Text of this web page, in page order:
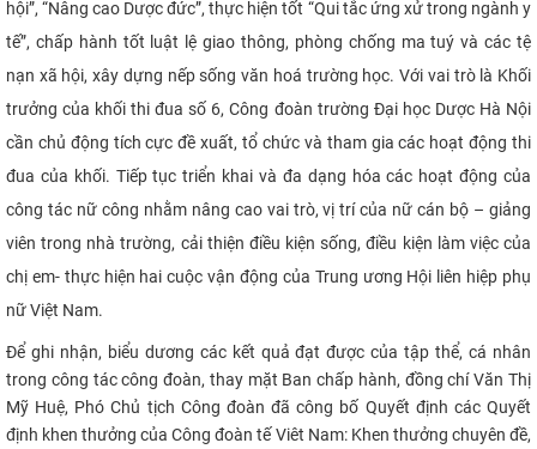
hội”, “Nâng cao Dược đức”, thực hiện tốt “Qui tắc ứng xử trong ngành y
tế”, chấp hành tốt luật lệ giao thông, phòng chống ma tuý và các tệ
nạn xã hội, xây dựng nếp sống văn hoá trường học. Với vai trò là Khối
trưởng của khối thi đua số 6, Công đoàn trường Đại học Dược Hà Nội
cần chủ động tích cực đề xuất, tổ chức và tham gia các hoạt động thi
đua của khối. Tiếp tục triển khai và đa dạng hóa các hoạt động của
công tác nữ công nhằm nâng cao vai trò, vị trí của nữ cán bộ – giảng
viên trong nhà trường, cải thiện điều kiện sống, điều kiện làm việc của
chị em- thực hiện hai cuộc vận động của Trung ương Hội liên hiệp phụ
nữ Việt Nam.
Để ghi nhận, biểu dương các kết quả đạt được của tập thể, cá nhân
trong công tác công đoàn, thay mặt Ban chấp hành, đồng chí Văn Thị
Mỹ Huệ, Phó Chủ tịch Công đoàn đã công bố Quyết định các Quyết
định khen thưởng của Công đoàn tế Viêt Nam: Khen thưởng chuyên đề,